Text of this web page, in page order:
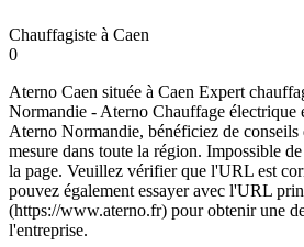
Chauffagiste à Caen
0
Aterno Caen située à Caen Expert
Normandie - Aterno Chauffage électrique
Aterno Normandie, bénéficiez de conseils
mesure dans toute la région. Impossible
la page. Veuillez vérifier que l'URL est
pouvez également essayer avec l'URL
(https://www.aterno.fr) pour obtenir une
l'entreprise.